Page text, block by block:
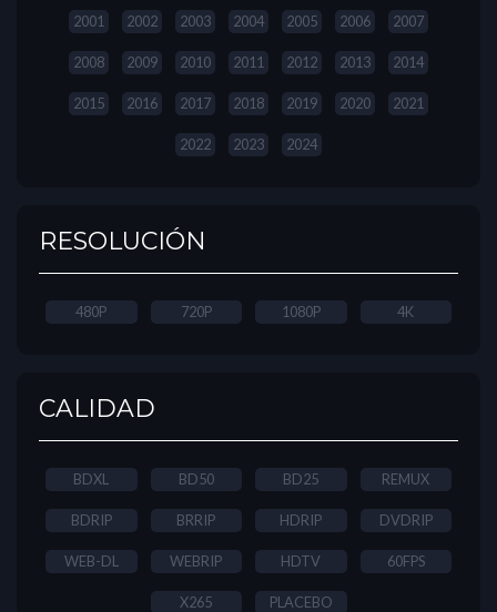
2001 2002 2003 2004 2005 2006 2007
2008 2009 2010 2011 2012 2013 2014
2015 2016 2017 2018 2019 2020 2021
2022 2023 2024
RESOLUCIÓN
480P 720P 1080P 4K
CALIDAD
BDXL BD50 BD25 REMUX
BDRIP BRRIP HDRIP DVDRIP
WEB-DL WEBRIP HDTV 60FPS
X265 PLACEBO